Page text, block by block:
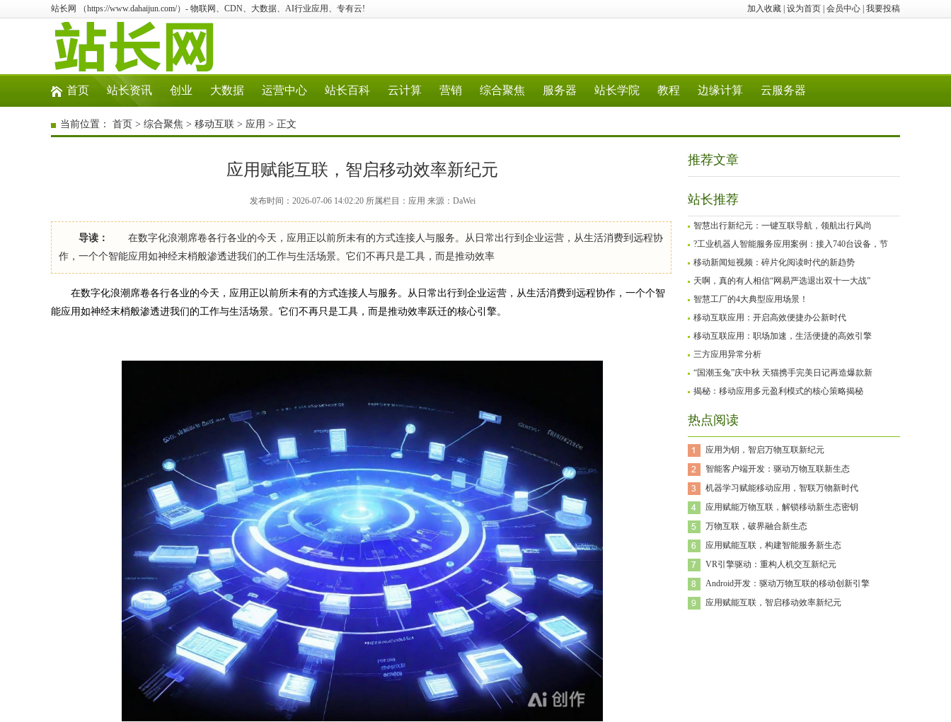
加入收藏 设为首页 会员中心 我要投稿
站长网 （https://www.dahaijun.com/）- 物联网、CDN、大数据、AI行业应用、专有云!
首页 站长资讯 创业 大数据 运营中心 站长百科 云计算 营销 综合聚焦 服务器 站长学院 教程 边缘计算 云服务器
当前位置： 首页 > 综合聚焦 > 移动互联 > 应用 > 正文
应用赋能互联，智启移动效率新纪元
发布时间：2026-07-06 14:02:20 所属栏目：应用 来源：DaWei
导读：
在数字化浪潮席卷各行各业的今天，应用正以前所未有的方式连接人与服务。从日常出行到企业运营，从生活消费到远程协
作，一个个智能应用如神经末梢般渗透进我们的工作与生活场景。它们不再只是工具，而是推动效率
在数字化浪潮席卷各行各业的今天，应用正以前所未有的方式连接人与服务。从日常出行到企业运营，从生活消费到远程协作，一个个智
能应用如神经末梢般渗透进我们的工作与生活场景。它们不再只是工具，而是推动效率跃迁的核心引擎。
推荐文章
站长推荐
智慧出行新纪元：一键互联导航，领航出行风尚
?工业机器人智能服务应用案例：接入740台设备，节
移动新闻短视频：碎片化阅读时代的新趋势
天啊，真的有人相信“网易严选退出双十一大战”
智慧工厂的4大典型应用场景！
移动互联应用：开启高效便捷办公新时代
移动互联应用：职场加速，生活便捷的高效引擎
三方应用异常分析
“国潮玉兔”庆中秋 天猫携手完美日记再造爆款新
揭秘：移动应用多元盈利模式的核心策略揭秘
热点阅读
应用为钥，智启万物互联新纪元
智能客户端开发：驱动万物互联新生态
机器学习赋能移动应用，智联万物新时代
应用赋能万物互联，解锁移动新生态密钥
万物互联，破界融合新生态
应用赋能互联，构建智能服务新生态
VR引擎驱动：重构人机交互新纪元
Android开发：驱动万物互联的移动创新引擎
应用赋能互联，智启移动效率新纪元